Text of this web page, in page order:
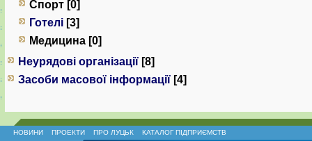
Спорт [0]
Готелі [3]
Медицина [0]
Неурядові організації [8]
Засоби масової інформації [4]
НОВИНИ ПРОЕКТИ ПРО ЛУЦЬК КАТАЛОГ ПІДПРИЄМСТВ